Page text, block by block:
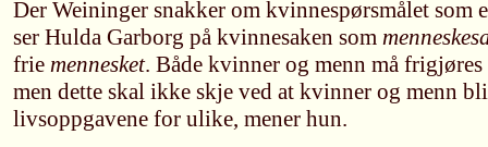
Der Weininger snakker om kvinnespørsmålet som
ser Hulda Garborg på kvinnesaken som
frie mennesket. Både kvinner og menn må
men dette skal ikke skje ved at kvinner og menn
livsoppgavene for ulike, mener hun.